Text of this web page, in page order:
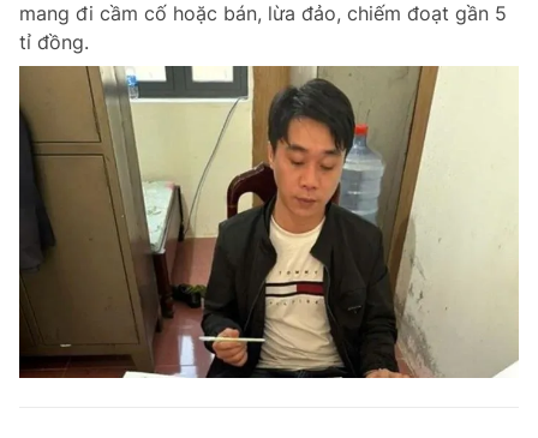
mang đi cầm cố hoặc bán, lừa đảo, chiếm đoạt gần 5
tỉ đồng.